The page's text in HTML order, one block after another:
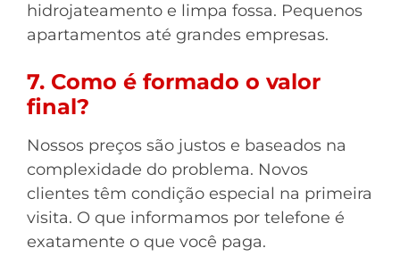
hidrojateamento e limpa fossa. Pequenos
apartamentos até grandes empresas.
7. Como é formado o valor
final?
Nossos preços são justos e baseados na
complexidade do problema. Novos
clientes têm condição especial na primeira
visita. O que informamos por telefone é
exatamente o que você paga.